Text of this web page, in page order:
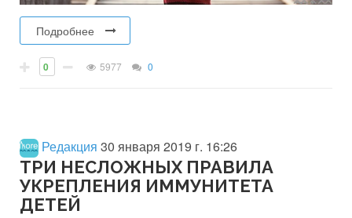
Подробнее
0 5977 0
Редакция 30 января 2019 г. 16:26
ТРИ НЕСЛОЖНЫХ ПРАВИЛА
УКРЕПЛЕНИЯ ИММУНИТЕТА
ДЕТЕЙ